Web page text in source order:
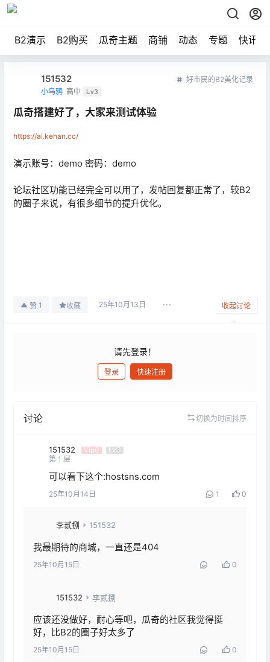
B2演示 B2购买 瓜奇主题 商铺 动态 专题 快讯
151532
小乌鸦 高中 Lv3
好市民的B2美化记录
瓜奇搭建好了，大家来测试体验
https://ai.kehan.cc/
演示账号：demo 密码：demo
论坛社区功能已经完全可以用了，发帖回复都正常了，较B2
的圈子来说，有很多细节的提升优化。
赞 1 收藏 25年10月13日 收起讨论
请先登录！
登录 快速注册
讨论 切换为时间排序
151532 Vip0
Lv3
第 1 层
可以看下这个:hostsns.com
25年10月14日 1 0
李贰捌 151532
我最期待的商城，一直还是404
25年10月15日 0
151532 李贰捌
应该还没做好，耐心等吧，瓜奇的社区我觉得挺
好，比B2的圈子好太多了
25年10月15日 0